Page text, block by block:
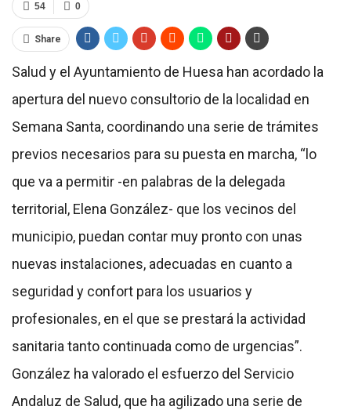
0
54
Share
Salud y el Ayuntamiento de Huesa han acordado la
apertura del nuevo consultorio de la localidad en
Semana Santa, coordinando una serie de trámites
previos necesarios para su puesta en marcha, “lo
que va a permitir -en palabras de la delegada
territorial, Elena González- que los vecinos del
municipio, puedan contar muy pronto con unas
nuevas instalaciones, adecuadas en cuanto a
seguridad y confort para los usuarios y
profesionales, en el que se prestará la actividad
sanitaria tanto continuada como de urgencias”.
González ha valorado el esfuerzo del Servicio
Andaluz de Salud, que ha agilizado una serie de